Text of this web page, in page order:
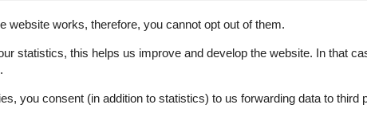
website works, therefore, you cannot opt out of them.
statistics, this helps us improve and develop the website. In that
you consent (in addition to statistics) to us forwarding data to third